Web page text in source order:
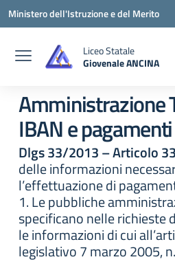
Vai ai contenuti
Vai al menu di navigazione
Vai al footer
Ministero dell'Istruzione e del Merito
Liceo Statale
Giovenale ANCINA
Amministrazione
IBAN e
Dlgs 33/2013 – Articolo 33
delle informazioni
l’effettuazione di
1. Le pubbliche
specificano nelle richieste
le informazioni di cui
legislativo 7 marzo 2005,